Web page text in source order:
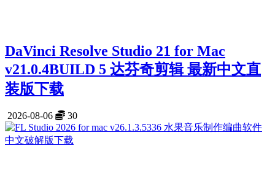
DaVinci Resolve Studio 21 for Mac
v21.0.4BUILD 5 达芬奇剪辑 最新中文直
装版下载
2026-08-06 30